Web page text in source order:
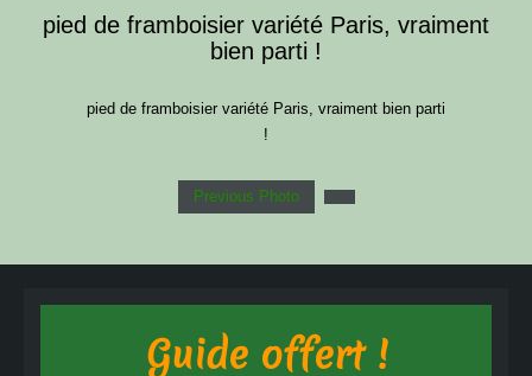
pied de framboisier variété Paris, vraiment
bien parti !
pied de framboisier variété Paris, vraiment bien parti
!
Previous Photo
Guide offert !